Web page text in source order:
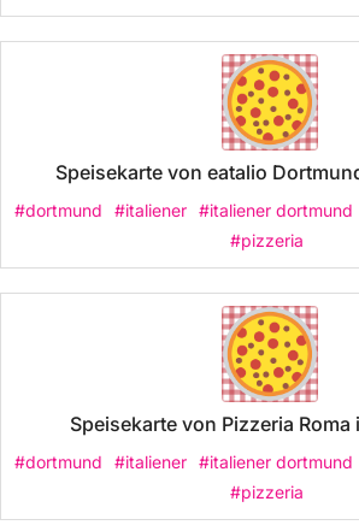
Speisekarte von eatalio
#dortmund #italiener #italiener dortmund
#pizzeria
Speisekarte von Pizzeria
#dortmund #italiener #italiener dortmund
#pizzeria